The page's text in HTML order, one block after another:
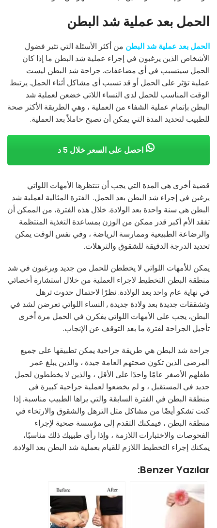
الحمل بعد عملية شد البطن
الحمل بعد عملية شد البطن من أكثر الأسئلة التي تثير فضول
الأشخاص الذين يرغبون في إجراء عملية شد البطن ما إذا كان
الحمل سيتسبب في أي مضاعفات. جراحة شد البطن ليست
عملية تؤثر على الحمل أو قد تسبب أي مشاكل أثناء الحمل. يرتبط
الوقت المناسب للحمل لدى النساء اللاتي خضعن لعملية شد
البطن بإتمام عملية الشفاء من العملية ، وهي الطريقة الأكثر صحة
للطبيب لتحديد المدة التي يمكن أن تصبح حاملاً بعد العملية.
احصل على السعر خلال 5 د
قضية أخرى هي المدة التي يجب أن تنتظرها الأمهات اللواتي
يرغبن في إجراء شد البطن بعد الحمل. الفترة المثالية لعملية شد
البطن هي سنة واحدة بعد الولادة. خلال هذه الفترة، من الممكن أن
تفقد الأم أكبر قدر ممكن من الوزن بمساعدة التغذية المنتظمة
والرضاعة الطبيعية وممارسة الرياضة ، وفي نفس الوقت يمكن
تحديد الدرجة الدقيقة للشقوق والترهلات.
يمكن للأمهات اللواتي لا يخططن للحمل من جديد ويرغبون في شد
منطقة البطن التخطيط لاجراء العملية من خلال استشارة أخصائي
في نهاية عام واحد بعد الولادة. نظرًا لاحتمال حدوث ترهل
وتشققات جديدة بعد ولادة جديدة , النساء اللواتي تعرضن لشد في
البطن، يجب على الأمهات اللواتي يفكرن في الحمل مرة أخرى
تأجيل الجراحة لفترة ما بعد التوقف عن الإنجاب.
جراحة شد البطن هي طريقة جراحية يمكن تطبيقها على جميع
المرضى الذين تكون صحتهم العامة جيدة ، والذين يبلغ عمر
طفلهم الأصغر عامًا واحدًا على الأقل ، والذين لا يخططون لحمل
جديد في المستقبل ، و لم يخضعوا لعملية جراحية كبيرة في
منطقة البطن في الفترة السابقة والتي يراها الطبيب مناسبة. إذا
كنت تشكو أيضًا من مشاكل مثل الترهل والشقوق والارتخاء في
منطقة البطن ، فيمكنك التقدم إلى مؤسسة صحية لإجراء
الفحوصات والاختبارات اللازمة ، وإذا رأى طبيبك ذلك مناسبًا،
يمكنك إجراء التخطيط اللازم للقيام بعملية شد البطن بعد الولادة.
Benzer Yazılar: